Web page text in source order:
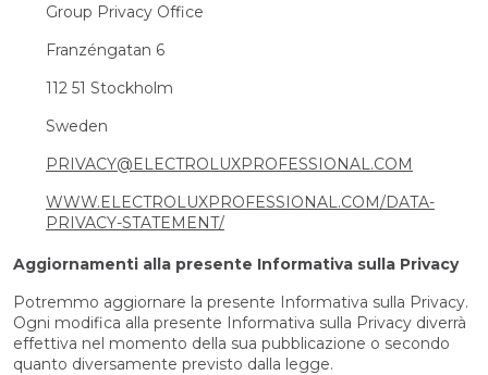
Group Privacy Office
Franzéngatan 6
112 51 Stockholm
Sweden
PRIVACY@ELECTROLUXPROFESSIONAL.COM
WWW.ELECTROLUXPROFESSIONAL.COM/DATA-
PRIVACY-STATEMENT/
Aggiornamenti alla presente Informativa sulla Privacy
Potremmo aggiornare la presente Informativa sulla Privacy.
Ogni modifica alla presente Informativa sulla Privacy diverrà
effettiva nel momento della sua pubblicazione o secondo
quanto diversamente previsto dalla legge.